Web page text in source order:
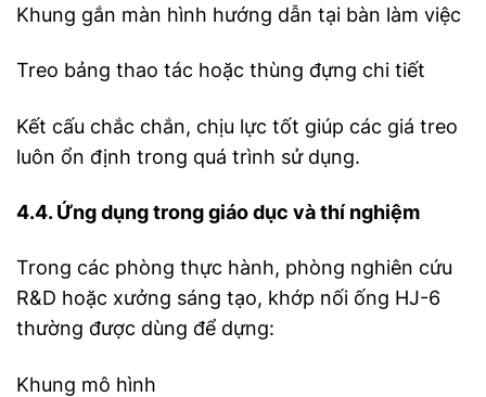
Khung gắn màn hình hướng dẫn tại bàn làm việc
Treo bảng thao tác hoặc thùng đựng chi tiết
Kết cấu chắc chắn, chịu lực tốt giúp các giá treo
luôn ổn định trong quá trình sử dụng.
4.4. Ứng dụng trong giáo dục và thí nghiệm
Trong các phòng thực hành, phòng nghiên cứu
R&D hoặc xưởng sáng tạo, khớp nối ống HJ-6
thường được dùng để dựng:
Khung mô hình